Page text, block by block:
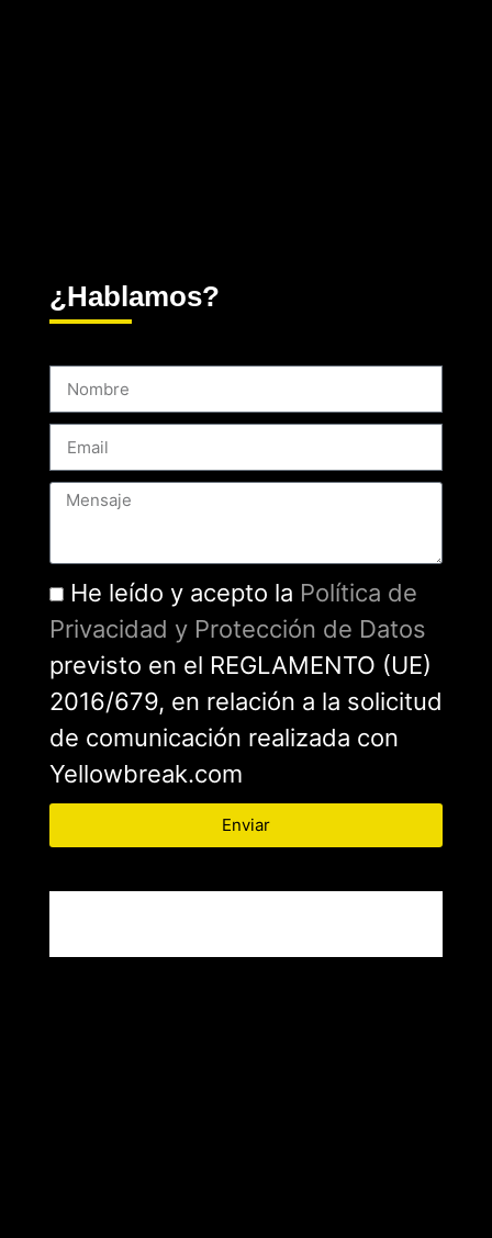
¿Hablamos?
He leído y acepto la Política de
Privacidad y Protección de Datos
previsto en el REGLAMENTO (UE)
2016/679, en relación a la solicitud
de comunicación realizada con
Yellowbreak.com
Enviar